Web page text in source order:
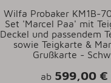
Wilfa Probaker KM1B-
Set 'Marcel Paa' mit
Deckel und passendem
sowie Teigkarte &
Grußkarte -
ab 599,00 €